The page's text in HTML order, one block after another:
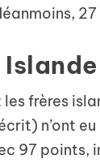
les frères
n’ont
97 points,